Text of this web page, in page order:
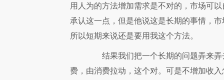
用人为的方法增加需求是不对的，市场可
承认这一点，但是他说这是长期的事情，
所以短期来说还是要用我这个方法。
结果我们把一个长期的问题弄来弄
费，由消费拉动，这个对。可是不增加收